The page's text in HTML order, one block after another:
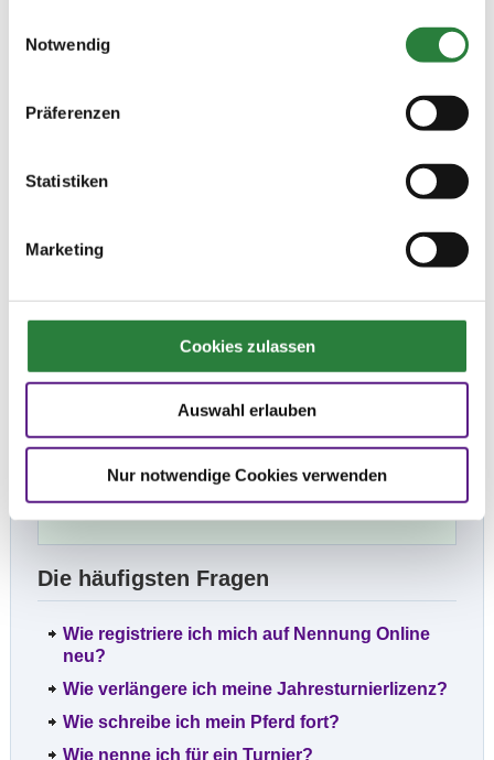
Notwendig
Präferenzen
Statistiken
Marketing
Cookies zulassen
Auswahl erlauben
Nur notwendige Cookies verwenden
Hier finden Sie Informationen zu Themen ohne
zu den Fragen und Antworten ...
Haben Sie noch Fragen? Rufen Sie uns an
Hotline:0 900 / 18 12 345
(Festnetzpreis: 0,69 Euro / Min.)*
Mo. bis Fr.. von 9:00 bis 20:00 Uhr
Sa. von 9:00 bis 15:00 Uhr
oder senden Sie uns eineE-Mail.
Die häufigsten Fragen
Wie registriere ich mich auf Nennung Online
neu?
Wie verlängere ich meine Jahresturnierlizenz?
Wie schreibe ich mein Pferd fort?
Wie nenne ich für ein Turnier?